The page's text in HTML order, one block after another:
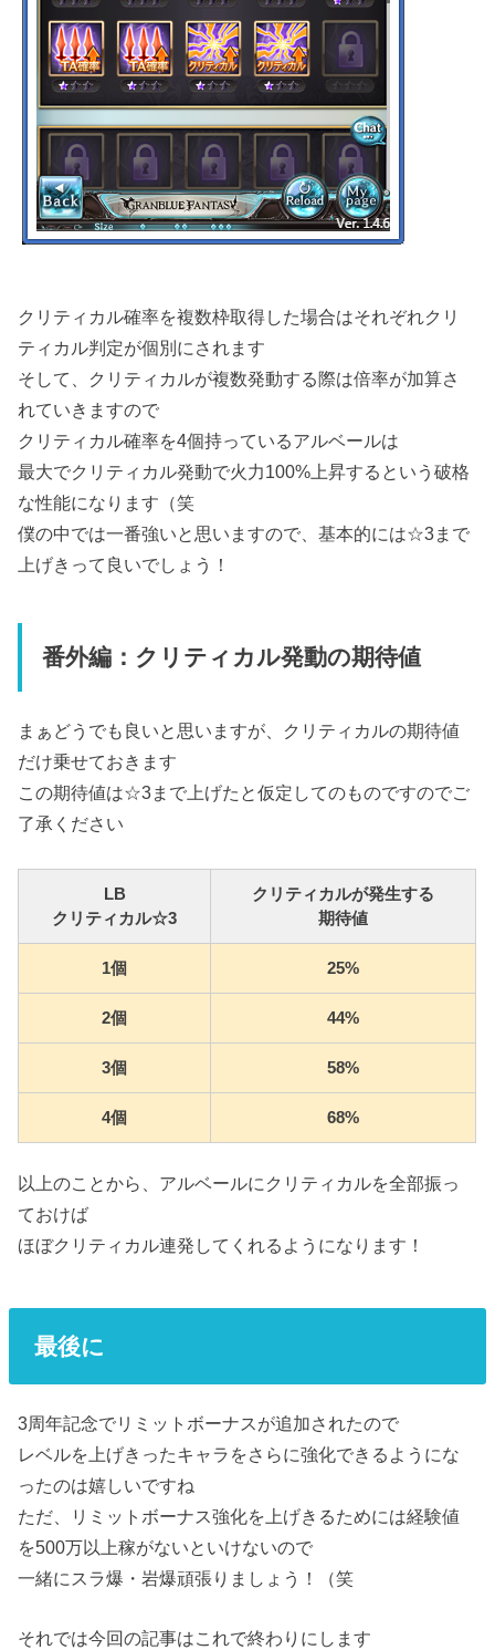
クリティカル確率を複数枠取得した場合はそれぞれクリ
ティカル判定が個別にされます
そして、クリティカルが複数発動する際は倍率が加算さ
れていきますので
クリティカル確率を4個持っているアルベールは
最大でクリティカル発動で火力100%上昇するという破格
な性能になります（笑
僕の中では一番強いと思いますので、基本的には☆3まで
上げきって良いでしょう！
番外編：クリティカル発動の期待値
まぁどうでも良いと思いますが、クリティカルの期待値
だけ乗せておきます
この期待値は☆3まで上げたと仮定してのものですのでご
了承ください
LB
クリティカル☆3
クリティカルが発生する
期待値
1個 25%
2個 44%
3個 58%
4個 68%
以上のことから、アルベールにクリティカルを全部振っ
ておけば
ほぼクリティカル連発してくれるようになります！
最後に
3周年記念でリミットボーナスが追加されたので
レベルを上げきったキャラをさらに強化できるようにな
ったのは嬉しいですね
ただ、リミットボーナス強化を上げきるためには経験値
を500万以上稼がないといけないので
一緒にスラ爆・岩爆頑張りましょう！（笑
それでは今回の記事はこれで終わりにします